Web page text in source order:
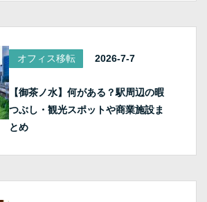
オフィス移転 2026-7-7
【御茶ノ水】何がある？駅周辺の暇
つぶし・観光スポットや商業施設ま
とめ